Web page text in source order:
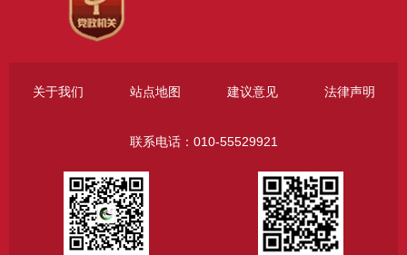
关于我们 站点地图 建议意见 法律声明
联系电话：010-55529921